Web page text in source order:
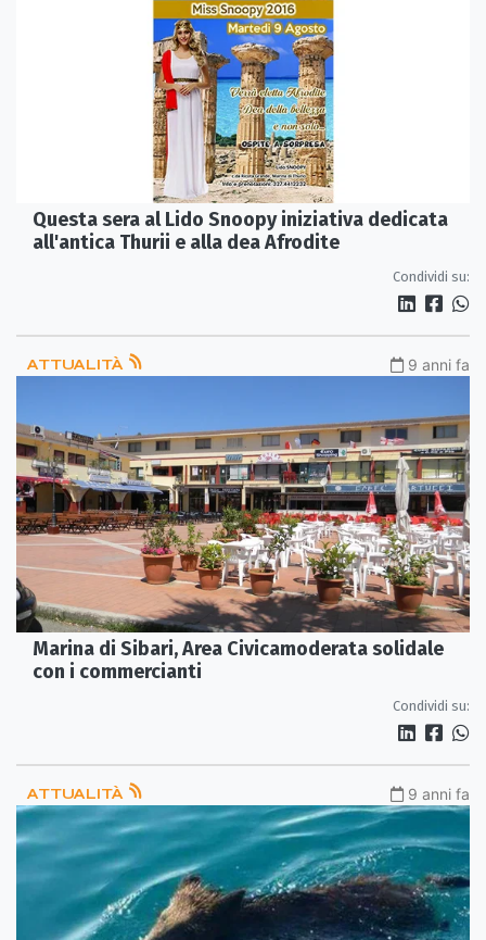
Questa sera al Lido Snoopy iniziativa dedicata
all'antica Thurii e alla dea Afrodite
Condividi su:
ATTUALITÀ 9 anni fa
Marina di Sibari, Area Civicamoderata solidale
con i commercianti
Condividi su:
ATTUALITÀ 9 anni fa